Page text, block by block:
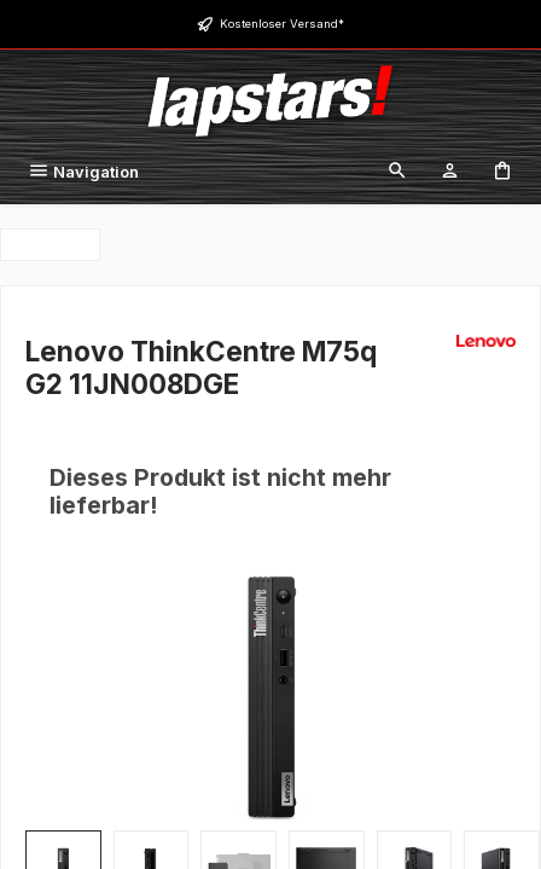
Zum Hauptinhalt springen Kostenloser Versand*
Navigation
Lenovo ThinkCentre M75q
G2 11JN008DGE
Dieses Produkt ist nicht mehr
lieferbar!